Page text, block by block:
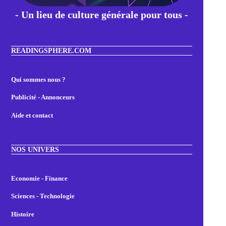
- Un lieu de culture générale pour tous -
READINGSPHERE.COM
Qui sommes nous ?
Publicité - Annonceurs
Aide et contact
NOS UNIVERS
Economie - Finance
Sciences - Technologie
Histoire